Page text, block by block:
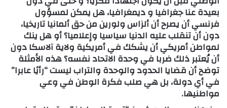
بعيدة عنا جغرافيا و ديمغرافيا، هل يمكن لمسؤول
فرنسي أن يصرح أن ألزاس ولورين من حق ألمانيا تاريخيا،
دون أن تنقلب عليه الدنيا سياسيا وإعلاميا؟ أو هل ينك
لمواطن أمريكي أن يشكك في أمريكية ولاية آلاسكا دون
أن يُعتبر ذلك ضربا في وحدة الاتحاد نفسه؟ هذه الأمثلة
توضح أن قضايا الحدود والوحدة والتراب ليست “رأيًا عابرا”
في أي دولة، بل هي صلب فكرة الوطن في وعي
مواطنيها.